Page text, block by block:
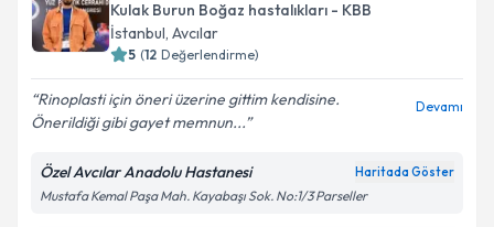
bilgilendireceğiz.
E-posta Adresiniz
Metni'ni okudum ve kişisel verilerimin belirtilen
kapsamda işlenmesini kabul ediyorum.
Kulak Burun Boğaz hastalıkları - KBB
İstanbul, Avcılar
5 (12 Değerlendirme)
Rinoplasti için öneri üzerine gittim kendisine.
Önerildiği gibi gayet memnun...
Devamı
Özel Avcılar Anadolu Hastanesi Haritada Göster
Mustafa Kemal Paşa Mah. Kayabaşı Sok. No:1/3 Parseller